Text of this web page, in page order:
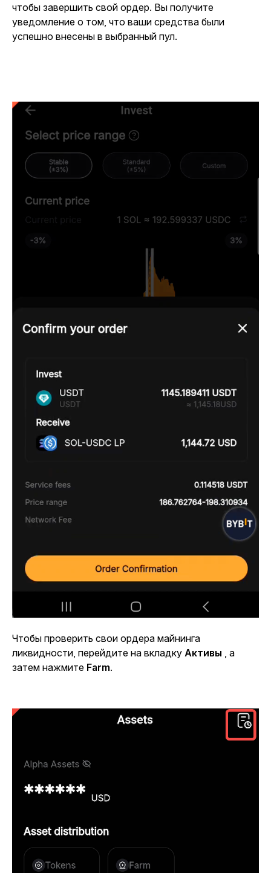
чтобы завершить свой ордер. Вы получите
уведомление о том, что ваши средства были
успешно внесены в выбранный пул.
Чтобы проверить свои ордера майнинга
ликвидности, перейдите на вкладку Активы
, а
затем нажмите Farm.